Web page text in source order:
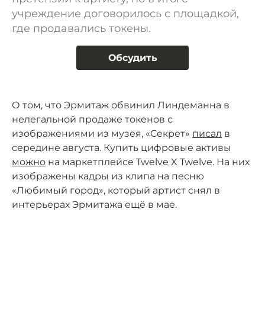
учреждение договорилось с площадкой,
где продавались токены.
Обсудить
О том, что Эрмитаж обвинил Линдеманна в
нелегальной продаже токенов с
изображениями из музея, «Секрет» писал в
середине августа. Купить цифровые активы
можно на маркетплейсе Twelve X Twelve. На них
изображены кадры из клипа на песню
«Любимый город», который артист снял в
интерьерах Эрмитажа ещё в мае.